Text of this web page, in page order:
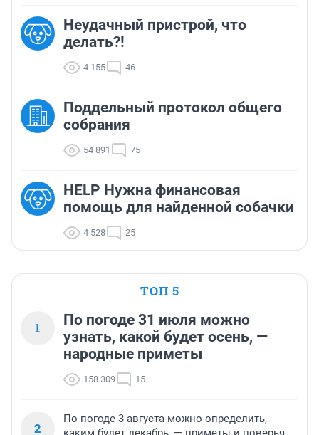
Неудачный пристрой, что
делать?!
4 155 46
Поддельный протокол общего
собрания
54 891 75
HELP Нужна финансовая
помощь для найденной собачки
4 528 25
ТОП 5
1
По погоде 31 июля можно
узнать, какой будет осень, —
народные приметы
158 309 15
2
По погоде 3 августа можно определить,